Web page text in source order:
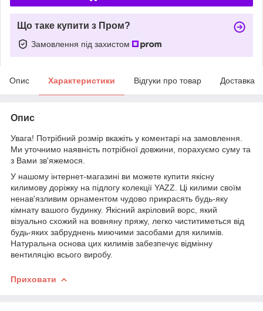
Що таке купити з Пром?
Замовлення під захистом
Опис Характеристики Відгуки про товар Доставка
Опис
Увага! Потрібний розмір вкажіть у коментарі на замовлення.
Ми уточнимо наявність потрібної довжини, порахуємо суму та
з Вами зв'яжемося.
У нашому інтернет-магазині ви можете купити якісну
килимову доріжку на підлогу колекції YAZZ. Ці килими своїм
ненав'язливим орнаментом чудово прикрасять будь-яку
кімнату вашого будинку. Якісний акріловий ворс, який
візуально схожий на вовняну пряжу, легко чиститиметься від
будь-яких забруднень миючими засобами для килимів.
Натуральна основа цих килимів забезпечує відмінну
вентиляцію всього виробу.
Приховати